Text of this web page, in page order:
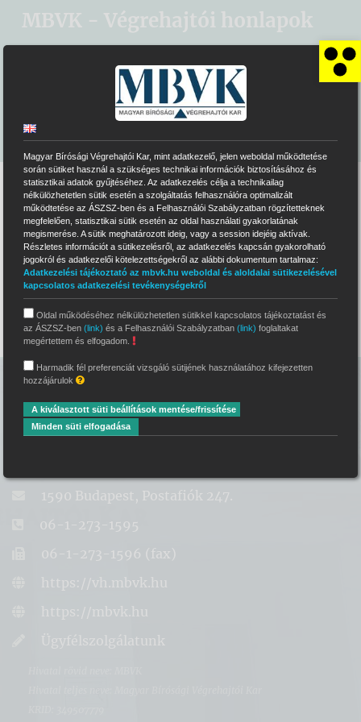
ELEKTRONIKUS ÁRVERÉSI RENDSZER
MBVK KÖZPONTI HONLAP
A keresett oldal nem
található! #2
Ugrás a kezdőlapra
MBVK központi
kapcsolati adatok
06-1-273-1595
06-1-273-1596 (fax)
https://vh.mbvk.hu
https://mbvk.hu
Ügyfélszolgálatunk
Magyar Bírósági Végrehajtói Kar, mint adatkezelő, jelen weboldal működtetése
során sütiket használ a szükséges technikai információk biztosításához és
statisztikai adatok gyűjtéséhez. Az adatkezelés célja a technikailag
nélkülözhetetlen sütik esetén a szolgáltatás felhasználóra optimalizált
működtetése az ÁSZSZ-ben és a Felhasználói Szabályzatban rögzítetteknek
megfelelően, statisztikai sütik esetén az oldal használati gyakorlatának
megismerése. A sütik meghatározott ideig, vagy a session idejéig aktívak.
Részletes információt a sütikezelésről, az adatkezelés kapcsán gyakorolható
jogokról és adatkezelői kötelezettségekről az alábbi dokumentum tartalmaz:
Adatkezelési tájékoztató az mbvk.hu weboldal és aloldalai sütikezelésével
kapcsolatos adatkezelési tevékenységekről
Oldal működéséhez nélkülözhetetlen sütikkel kapcsolatos tájékoztatást és
az ÁSZSZ-ben(link) és a Felhasználói Szabályzatban(link) foglaltakat
megértettem és elfogadom.
Harmadik fél preferenciát vizsgáló sütijének használatához kifejezetten
hozzájárulok
A kiválasztott süti beállítások mentése/frissítése
Minden süti elfogadása